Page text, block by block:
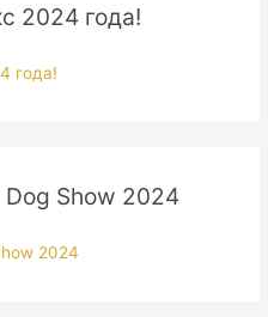
2024 года!
Show 2024